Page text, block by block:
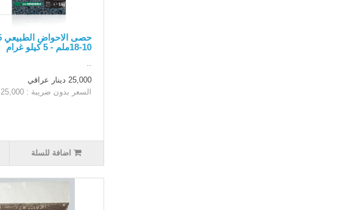
10-18ملم - 5 كيلو غرام
25,000 دينار عراقي
السعر بدون ضريبة : 25,000 دينار عراقي
اضافة للسلة